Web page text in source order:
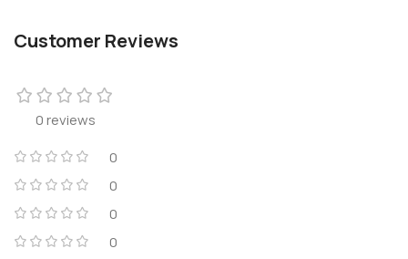
Customer Reviews
0 reviews
0
0
0
0